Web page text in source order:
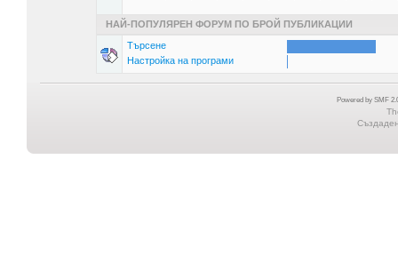
НАЙ-ПОПУЛЯРЕН ФОРУМ ПО БРОЙ ПУБЛИКАЦИИ
Търсене
Настройка на програми
Powered by SMF